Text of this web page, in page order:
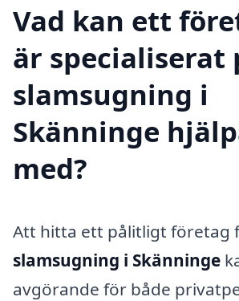
Vad kan ett
är specialiserat
slamsugning i
Skänninge
med?
Att hitta ett pålitligt företag
slamsugning i Skänninge
avgörande för både